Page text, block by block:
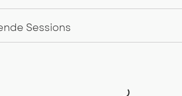
Sessions